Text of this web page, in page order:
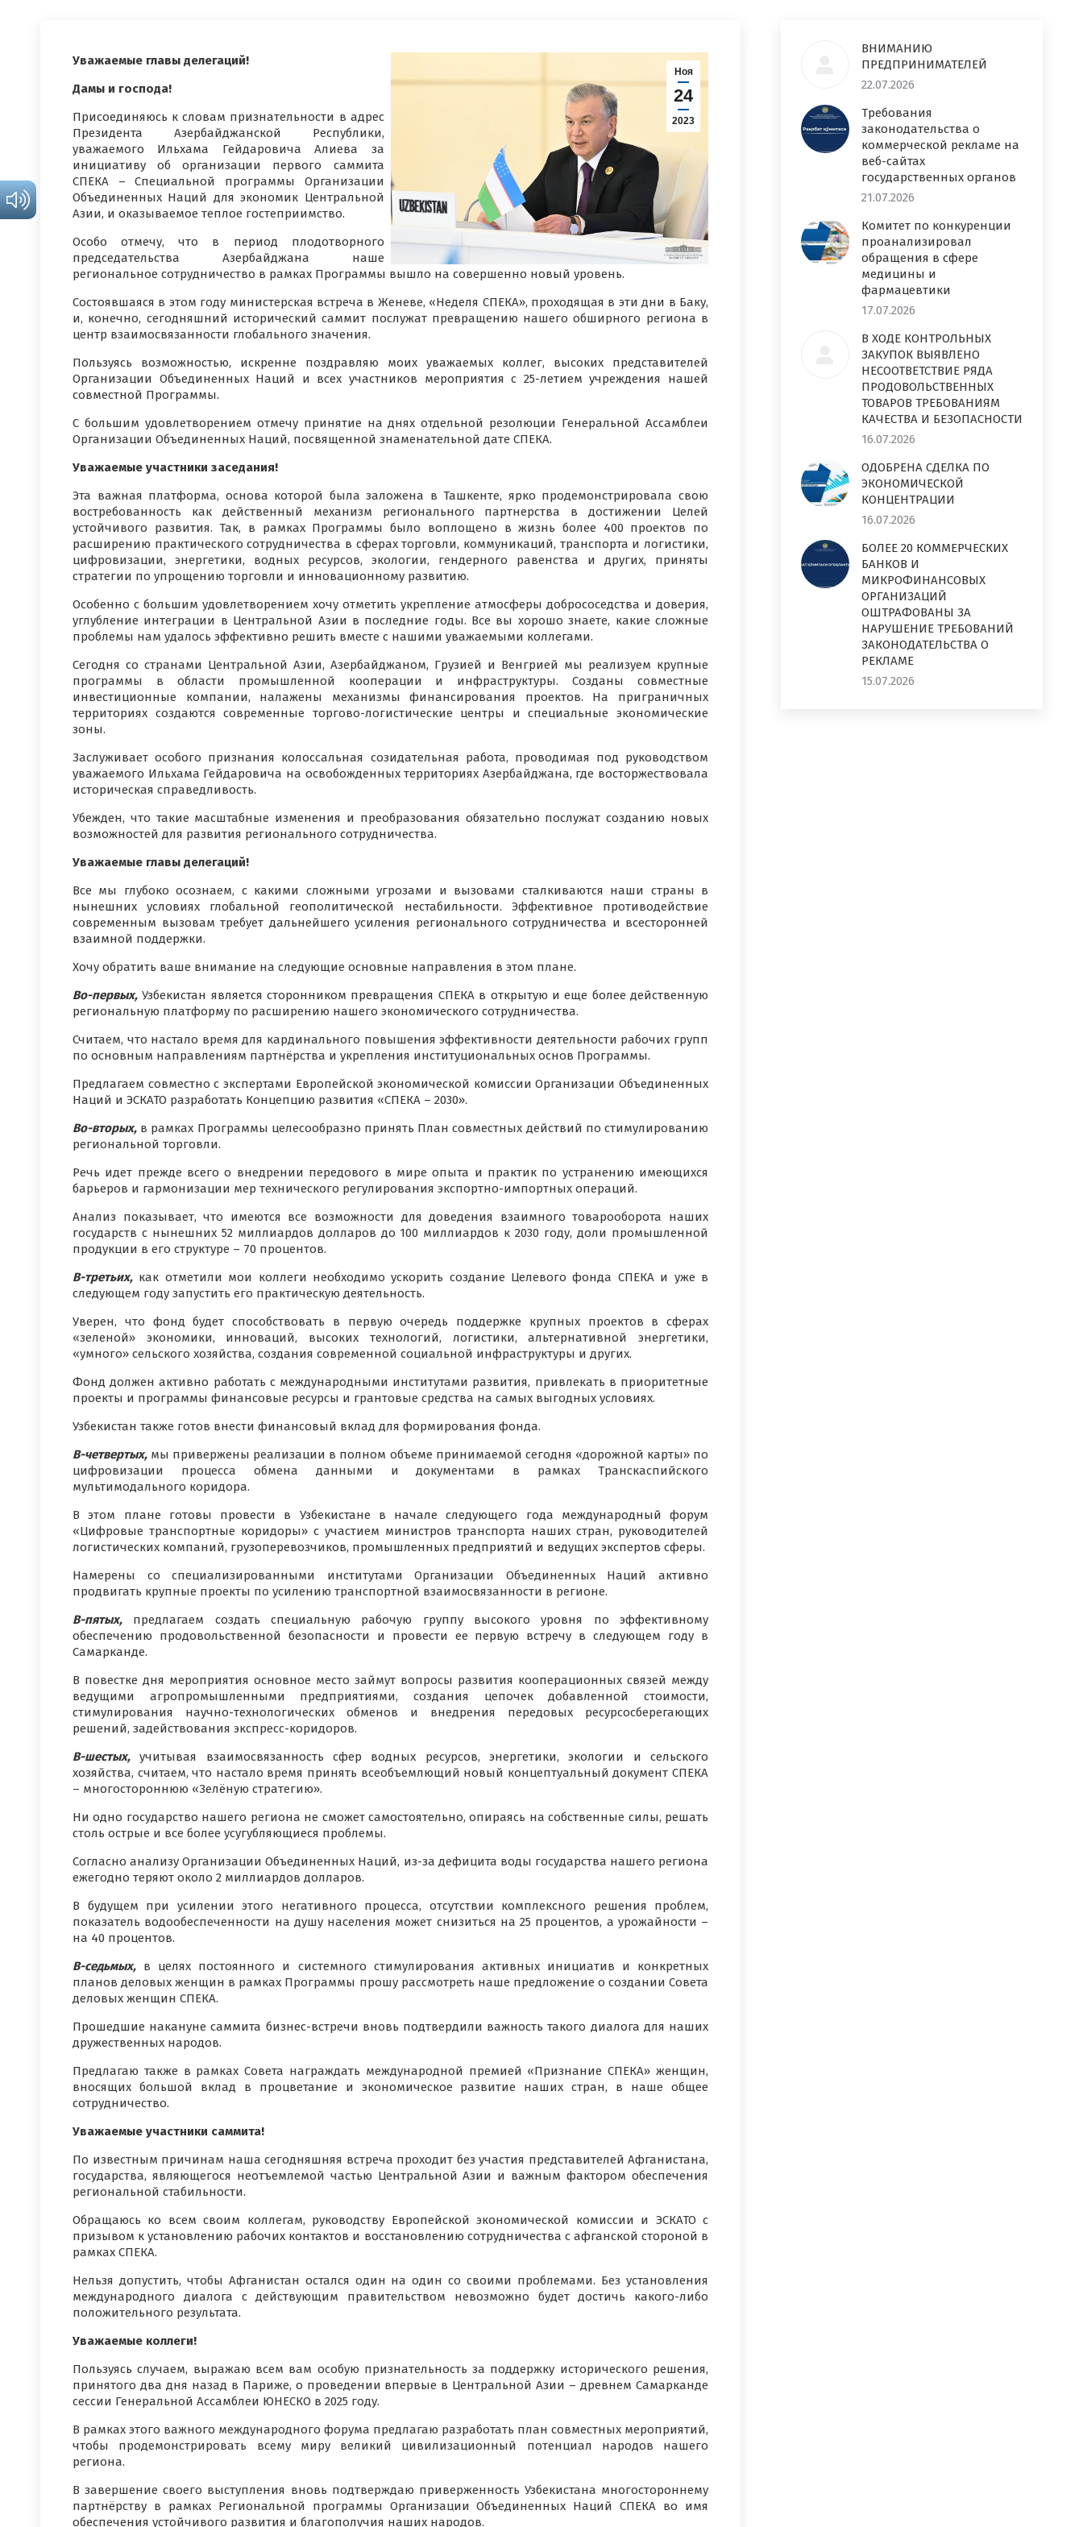
Ноя
24
2023
Уважаемые главы делегаций!
Дамы и господа!
Присоединяюсь к словам признательности в адрес
Президента Азербайджанской Республики,
уважаемого Ильхама Гейдаровича Алиева за
инициативу об организации первого саммита
СПЕКА – Специальной программы Организации
Объединенных Наций для экономик Центральной
Азии, и оказываемое теплое гостеприимство.
Особо отмечу, что в период плодотворного
председательства Азербайджана наше
региональное сотрудничество в рамках Программы вышло на совершенно новый уровень.
Состоявшаяся в этом году министерская встреча в Женеве, «Неделя СПЕКА», проходящая в эти дни в Баку,
и, конечно, сегодняшний исторический саммит послужат превращению нашего обширного региона в
центр взаимосвязанности глобального значения.
Пользуясь возможностью, искренне поздравляю моих уважаемых коллег, высоких представителей
Организации Объединенных Наций и всех участников мероприятия с 25-летием учреждения нашей
совместной Программы.
С большим удовлетворением отмечу принятие на днях отдельной резолюции Генеральной Ассамблеи
Организации Объединенных Наций, посвященной знаменательной дате СПЕКА.
Уважаемые участники заседания!
Эта важная платформа, основа которой была заложена в Ташкенте, ярко продемонстрировала свою
востребованность как действенный механизм регионального партнерства в достижении Целей
устойчивого развития. Так, в рамках Программы было воплощено в жизнь более 400 проектов по
расширению практического сотрудничества в сферах торговли, коммуникаций, транспорта и логистики,
цифровизации, энергетики, водных ресурсов, экологии, гендерного равенства и других, приняты
стратегии по упрощению торговли и инновационному развитию.
Особенно с большим удовлетворением хочу отметить укрепление атмосферы добрососедства и доверия,
углубление интеграции в Центральной Азии в последние годы. Все вы хорошо знаете, какие сложные
проблемы нам удалось эффективно решить вместе с нашими уважаемыми коллегами.
Сегодня со странами Центральной Азии, Азербайджаном, Грузией и Венгрией мы реализуем крупные
программы в области промышленной кооперации и инфраструктуры. Созданы совместные
инвестиционные компании, налажены механизмы финансирования проектов. На приграничных
территориях создаются современные торгово-логистические центры и специальные экономические
зоны.
Заслуживает особого признания колоссальная созидательная работа, проводимая под руководством
уважаемого Ильхама Гейдаровича на освобожденных территориях Азербайджана, где восторжествовала
историческая справедливость.
Убежден, что такие масштабные изменения и преобразования обязательно послужат созданию новых
возможностей для развития регионального сотрудничества.
Уважаемые главы делегаций!
Все мы глубоко осознаем, с какими сложными угрозами и вызовами сталкиваются наши страны в
нынешних условиях глобальной геополитической нестабильности. Эффективное противодействие
современным вызовам требует дальнейшего усиления регионального сотрудничества и всесторонней
взаимной поддержки.
Хочу обратить ваше внимание на следующие основные направления в этом плане.
Во-первых,Узбекистан является сторонником превращения СПЕКА в открытую и еще более действенную
региональную платформу по расширению нашего экономического сотрудничества.
Считаем, что настало время для кардинального повышения эффективности деятельности рабочих групп
по основным направлениям партнёрства и укрепления институциональных основ Программы.
Предлагаем совместно с экспертами Европейской экономической комиссии Организации Объединенных
Наций и ЭСКАТО разработать Концепцию развития «СПЕКА – 2030».
Во-вторых, в рамках Программы целесообразно принять План совместных действий по стимулированию
региональной торговли.
Речь идет прежде всего о внедрении передового в мире опыта и практик по устранению имеющихся
барьеров и гармонизации мер технического регулирования экспортно-импортных операций.
Анализ показывает, что имеются все возможности для доведения взаимного товарооборота наших
государств с нынешних 52 миллиардов долларов до 100 миллиардов к 2030 году, доли промышленной
продукции в его структуре – 70 процентов.
В-третьих, как отметили мои коллеги необходимо ускорить создание Целевого фонда СПЕКА и уже в
следующем году запустить его практическую деятельность.
Уверен, что фонд будет способствовать в первую очередь поддержке крупных проектов в сферах
«зеленой» экономики, инноваций, высоких технологий, логистики, альтернативной энергетики,
«умного» сельского хозяйства, создания современной социальной инфраструктуры и других.
Фонд должен активно работать с международными институтами развития, привлекать в приоритетные
проекты и программы финансовые ресурсы и грантовые средства на самых выгодных условиях.
Узбекистан также готов внести финансовый вклад для формирования фонда.
В-четвертых, мы привержены реализации в полном объеме принимаемой сегодня «дорожной карты» по
цифровизации процесса обмена данными и документами в рамках Транскаспийского
мультимодального коридора.
В этом плане готовы провести в Узбекистане в начале следующего года международный форум
«Цифровые транспортные коридоры» с участием министров транспорта наших стран, руководителей
логистических компаний, грузоперевозчиков, промышленных предприятий и ведущих экспертов сферы.
Намерены со специализированными институтами Организации Объединенных Наций активно
продвигать крупные проекты по усилению транспортной взаимосвязанности в регионе.
В-пятых, предлагаем создать специальную рабочую группу высокого уровня по эффективному
обеспечению продовольственной безопасности и провести ее первую встречу в следующем году в
Самарканде.
В повестке дня мероприятия основное место займут вопросы развития кооперационных связей между
ведущими агропромышленными предприятиями, создания цепочек добавленной стоимости,
стимулирования научно-технологических обменов и внедрения передовых ресурсосберегающих
решений, задействования экспресс-коридоров.
В-шестых,учитывая взаимосвязанность сфер водных ресурсов, энергетики, экологии и сельского
хозяйства, считаем, что настало время принять всеобъемлющий новый концептуальный документ СПЕКА
– многостороннюю «Зелёную стратегию».
Ни одно государство нашего региона не сможет самостоятельно, опираясь на собственные силы, решать
столь острые и все более усугубляющиеся проблемы.
Согласно анализу Организации Объединенных Наций, из-за дефицита воды государства нашего региона
ежегодно теряют около 2 миллиардов долларов.
В будущем при усилении этого негативного процесса, отсутствии комплексного решения проблем,
показатель водообеспеченности на душу населения может снизиться на 25 процентов, а урожайности –
на 40 процентов.
В-седьмых, в целях постоянного и системного стимулирования активных инициатив и конкретных
планов деловых женщин в рамках Программы прошу рассмотреть наше предложение о создании Совета
деловых женщин СПЕКА.
Прошедшие накануне саммита бизнес-встречи вновь подтвердили важность такого диалога для наших
дружественных народов.
Предлагаю также в рамках Совета награждать международной премией «Признание СПЕКА» женщин,
вносящих большой вклад в процветание и экономическое развитие наших стран, в наше общее
сотрудничество.
Уважаемые участники саммита!
По известным причинам наша сегодняшняя встреча проходит без участия представителей Афганистана,
государства, являющегося неотъемлемой частью Центральной Азии и важным фактором обеспечения
региональной стабильности.
Обращаюсь ко всем своим коллегам, руководству Европейской экономической комиссии и ЭСКАТО с
призывом к установлению рабочих контактов и восстановлению сотрудничества с афганской стороной в
рамках СПЕКА.
Нельзя допустить, чтобы Афганистан остался один на один со своими проблемами. Без установления
международного диалога с действующим правительством невозможно будет достичь какого-либо
положительного результата.
Уважаемые коллеги!
Пользуясь случаем, выражаю всем вам особую признательность за поддержку исторического решения,
принятого два дня назад в Париже, о проведении впервые в Центральной Азии – древнем Самарканде
сессии Генеральной Ассамблеи ЮНЕСКО в 2025 году.
В рамках этого важного международного форума предлагаю разработать план совместных мероприятий,
чтобы продемонстрировать всему миру великий цивилизационный потенциал народов нашего
региона.
В завершение своего выступления вновь подтверждаю приверженность Узбекистана многостороннему
партнёрству в рамках Региональной программы Организации Объединенных Наций СПЕКА во имя
обеспечения устойчивого развития и благополучия наших народов.
ВНИМАНИЮ
ПРЕДПРИНИМАТЕЛЕЙ
22.07.2026
Требования
законодательства о
коммерческой рекламе на
веб-сайтах
государственных органов
21.07.2026
Комитет по конкуренции
проанализировал
обращения в сфере
медицины и
фармацевтики
17.07.2026
В ХОДЕ КОНТРОЛЬНЫХ
ЗАКУПОК ВЫЯВЛЕНО
НЕСООТВЕТСТВИЕ РЯДА
ПРОДОВОЛЬСТВЕННЫХ
ТОВАРОВ ТРЕБОВАНИЯМ
КАЧЕСТВА И БЕЗОПАСНОСТИ
16.07.2026
ОДОБРЕНА СДЕЛКА ПО
ЭКОНОМИЧЕСКОЙ
КОНЦЕНТРАЦИИ
16.07.2026
БОЛЕЕ 20 КОММЕРЧЕСКИХ
БАНКОВ И
МИКРОФИНАНСОВЫХ
ОРГАНИЗАЦИЙ
ОШТРАФОВАНЫ ЗА
НАРУШЕНИЕ ТРЕБОВАНИЙ
ЗАКОНОДАТЕЛЬСТВА О
РЕКЛАМЕ
15.07.2026